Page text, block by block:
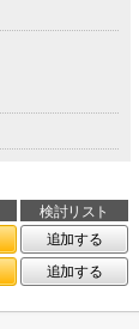
検討リスト
追加する
追加する